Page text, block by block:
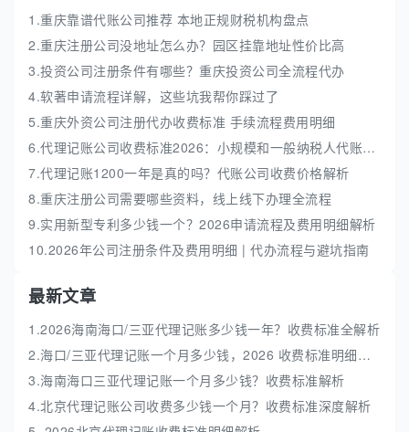
1.重庆靠谱代账公司推荐 本地正规财税机构盘点
2.重庆注册公司没地址怎么办？园区挂靠地址性价比高
3.投资公司注册条件有哪些？重庆投资公司全流程代办
4.软著申请流程详解，这些坑我帮你踩过了
5.重庆外资公司注册代办收费标准 手续流程费用明细
6.代理记账公司收费标准2026：小规模和一般纳税人代账费解析
7.代理记账1200一年是真的吗？代账公司收费价格解析
8.重庆注册公司需要哪些资料，线上线下办理全流程
9.实用新型专利多少钱一个？2026申请流程及费用明细解析
10.2026年公司注册条件及费用明细 | 代办流程与避坑指南
最新文章
1.2026海南海口/三亚代理记账多少钱一年？收费标准全解析
2.海口/三亚代理记账一个月多少钱，2026 收费标准明细解析
3.海南海口三亚代理记账一个月多少钱？收费标准解析
4.北京代理记账公司收费多少钱一个月？收费标准深度解析